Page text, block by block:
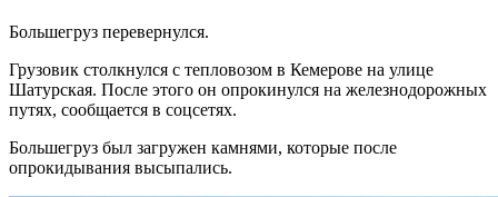
Большегруз перевернулся.
Грузовик столкнулся с тепловозом в Кемерове на улице
Шатурская. После этого он опрокинулся на железнодорожных
путях, сообщается в соцсетях.
Большегруз был загружен камнями, которые после
опрокидывания высыпались.